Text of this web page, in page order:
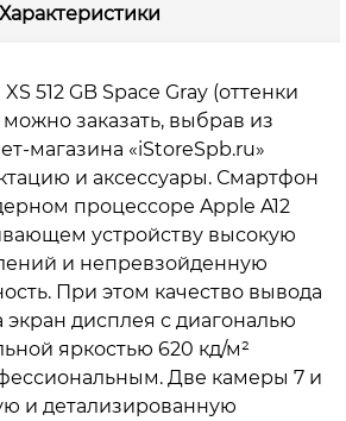
Характеристики
512 GB Space Gray (оттенки
заказать, выбрав из
магазина «iStoreSpb.ru»
и аксессуары. Смартфон
процессоре Apple A12
устройству высокую
и непревзойденную
При этом качество вывода
дисплея с диагональю
яркостью 620 кд/м²
Две камеры 7 и
и детализированную